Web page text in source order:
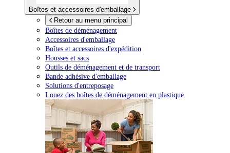
Boîtes et accessoires d'emballage
Retour au menu principal
Boîtes de déménagement
Accessoires d'emballage
Boîtes et accessoires d'expédition
Housses et sacs
Outils de déménagement et de transport
Bande adhésive d'emballage
Solutions d'entreposage
Louez des boîtes de déménagement en plastique